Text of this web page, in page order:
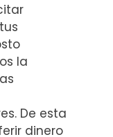
la
De esta
dinero